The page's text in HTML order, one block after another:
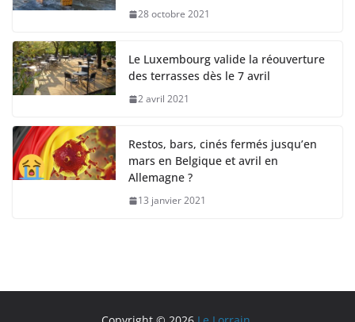
28 octobre 2021
Le Luxembourg valide la réouverture
des terrasses dès le 7 avril
2 avril 2021
Restos, bars, cinés fermés jusqu’en
mars en Belgique et avril en
Allemagne ?
13 janvier 2021